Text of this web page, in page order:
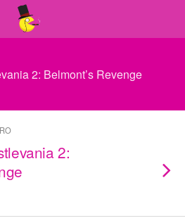
2: Belmont’s Revenge
2: